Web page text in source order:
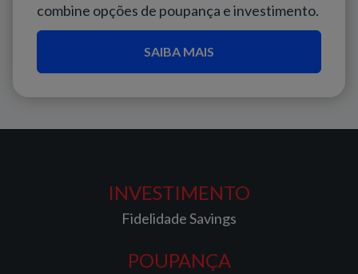
combine opções de poupança e investimento.
SAIBA MAIS
INVESTIMENTO
Fidelidade Savings
POUPANÇA